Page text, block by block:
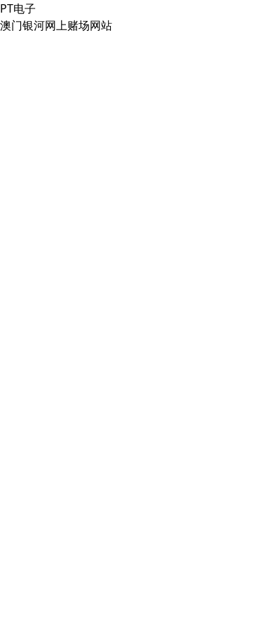
PT电子
澳门银河网上赌场网站